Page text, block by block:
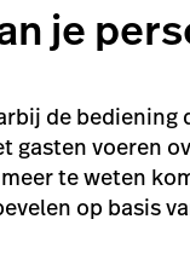
je
de
gasten voeren
te weten
op basis